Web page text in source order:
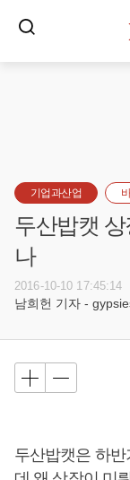
기업과산업
두산밥캣
나
2016-10-10 17:45:14
남희헌 기자 -
두산밥캣은 하